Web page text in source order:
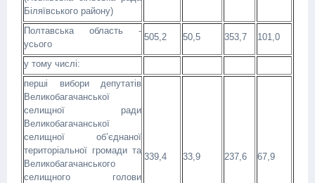
Біляївського району)
Полтавська область -
усього
505,2 50,5 353,7 101,0
у тому числі:
перші вибори депутатів
Великобагачанської
селищної ради
Великобагачанської
селищної об’єднаної
територіальної громади та
Великобагачанського
селищного голови
339,4 33,9 237,6 67,9